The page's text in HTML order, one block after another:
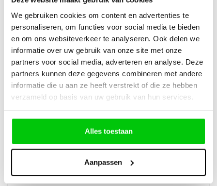
We gebruiken cookies om content en advertenties te
personaliseren, om functies voor social media te bieden
en om ons websiteverkeer te analyseren. Ook delen we
informatie over uw gebruik van onze site met onze
partners voor social media, adverteren en analyse. Deze
partners kunnen deze gegevens combineren met andere
informatie die u aan ze heeft verstrekt of die ze hebben
verzameld op basis van uw gebruik van hun services.
Alles toestaan
Aanpassen
TA40 – ABRITES Alfa Romeo Giulia/Stelvio sleutel
Incl. BTW